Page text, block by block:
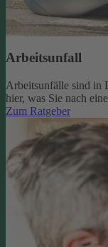
Arbeitsunfall
Arbeitsunfälle sind in
hier, was Sie nach
Zum Ratgeber